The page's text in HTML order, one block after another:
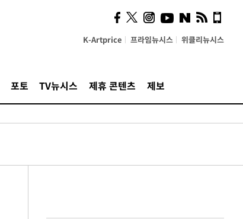
K-Artprice 프라임뉴시스 위클리뉴시스
포토 TV뉴시스 제휴 콘텐츠 제보
사이 해답 찾았죠"…알을
깨고 나온 '초자아'